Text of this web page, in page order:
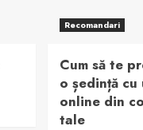
Recomandari
Cum să te
o ședință
online din
tale